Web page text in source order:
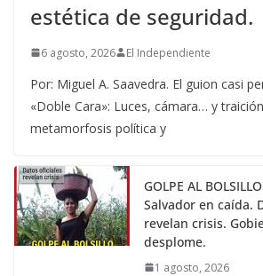
estética de seguridad.
6 agosto, 2026 El Independiente
Por: Miguel A. Saavedra. El guion casi
«Doble Cara»: Luces, cámara… y
metamorfosis política y
GOLPE AL
Salvador en caída.
revelan crisis.
desplome.
1 agosto, 2026